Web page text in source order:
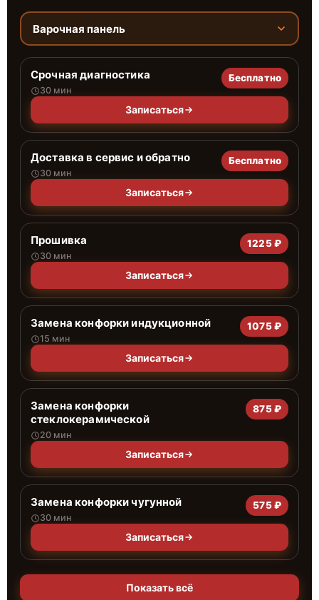
Варочная панель
Срочная диагностика
30 мин
Бесплатно
Записаться
Доставка в сервис и обратно
30 мин
Бесплатно
Записаться
Прошивка
30 мин
1225 ₽
Записаться
Замена конфорки индукционной
15 мин
1075 ₽
Записаться
Замена конфорки
стеклокерамической
20 мин
875 ₽
Записаться
Замена конфорки чугунной
30 мин
575 ₽
Записаться
Показать всё